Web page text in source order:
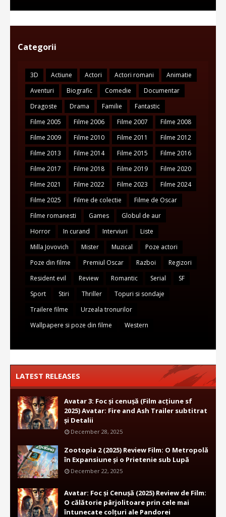
Categorii
3D Actiune Actori Actori romani
Animatie
Aventuri
Biografic Comedie
Documentar
Dragoste
Drama Familie
Fantastic
Filme 2005
Filme 2006 Filme 2007
Filme 2008
Filme 2009
Filme 2010 Filme 2011
Filme 2012
Filme 2013
Filme 2014 Filme 2015
Filme 2016
Filme 2017
Filme 2018 Filme 2019
Filme 2020
Filme 2021
Filme 2022 Filme 2023
Filme 2024
Filme 2025
Filme de colectie
Filme de Oscar
Filme romanesti
Games
Globul de aur
Horror
In curand Interviuri
Liste
Milla Jovovich
Mister Muzical
Poze actori
Poze din filme
Premiul Oscar Razboi
Regizori
Resident evil
Review Romantic Serial
SF
Sport
Stiri Thriller
Topuri si sondaje
Trailere filme
Urzeala tronurilor
Wallpapere si poze din filme
Western
LATEST RELEASES
Avatar 3: Foc și cenușă (Film acțiune sf
2025) Avatar: Fire and Ash Trailer subtitrat
și Detalii
December 28, 2025
Zootopia 2 (2025) Review Film: O Metropolă
în Expansiune și o Prietenie sub Lupă
December 22, 2025
Avatar: Foc și Cenușă (2025) Review de Film:
O călătorie pârjolitoare prin cele mai
întunecate colțuri ale Pandorei